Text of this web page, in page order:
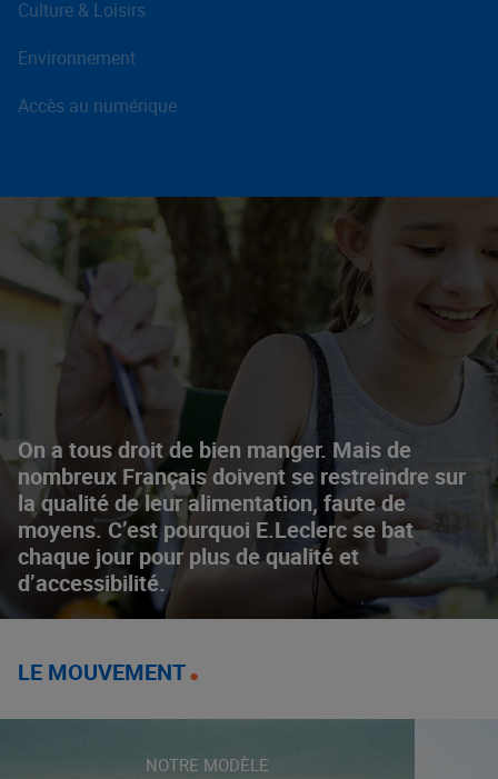
On a tous droit de bien manger. Mais de
nombreux Français doivent se restreindre sur
la qualité de leur alimentation, faute de
moyens. C’est pourquoi E.Leclerc se bat
chaque jour pour plus de qualité et
d’accessibilité.
Culture & Loisirs
Environnement
Accès au numérique
LE MOUVEMENT
NOTRE MODÈLE